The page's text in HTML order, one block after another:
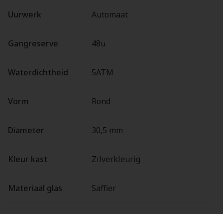
Uurwerk
Automaat
Gangreserve 48u
Waterdichtheid 5ATM
Vorm Rond
Diameter 30,5 mm
Kleur kast Zilverkleurig
Materiaal glas Saffier